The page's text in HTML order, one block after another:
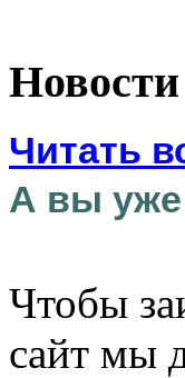
Читать
А вы уже
Чтобы
сайт мы